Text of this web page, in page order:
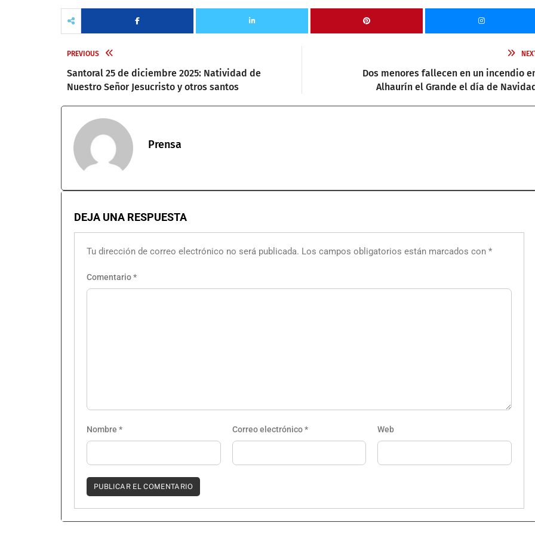
PREVIOUS
Santoral 25 de diciembre 2025: Natividad de
Nuestro Señor Jesucristo y otros santos
Dos menores fallecen en un incendio
Alhaurín el Grande el día de
Prensa
DEJA UNA RESPUESTA
Tu dirección de correo electrónico no será publicada. Los campos obligatorios están marcados con *
Comentario*
Nombre * Correo electrónico* Web